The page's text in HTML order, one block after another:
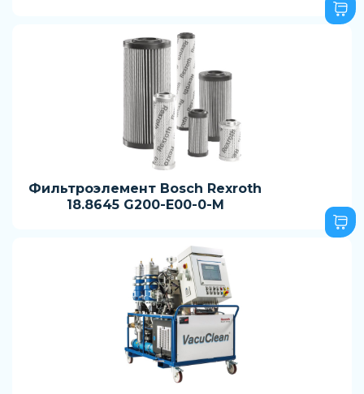
Фильтроэлемент Bosch Rexroth
18.8645 G200-E00-0-M